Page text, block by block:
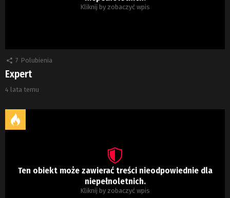
Kliknij by zobaczyć wpis
7 Polubienia
Expert
4 lata temu
Ten obiekt może zawierać treści nieodpowiednie dla
niepełnoletnich.
Kliknij by zobaczyć wpis